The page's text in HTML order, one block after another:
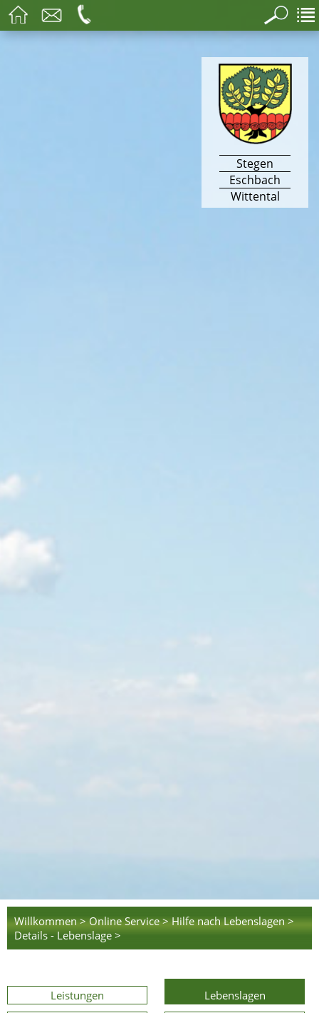
Stegen
Eschbach
Wittental
Willkommen > Online Service > Hilfe nach Lebenslagen >
Details - Lebenslage >
Leistungen
Lebenslagen